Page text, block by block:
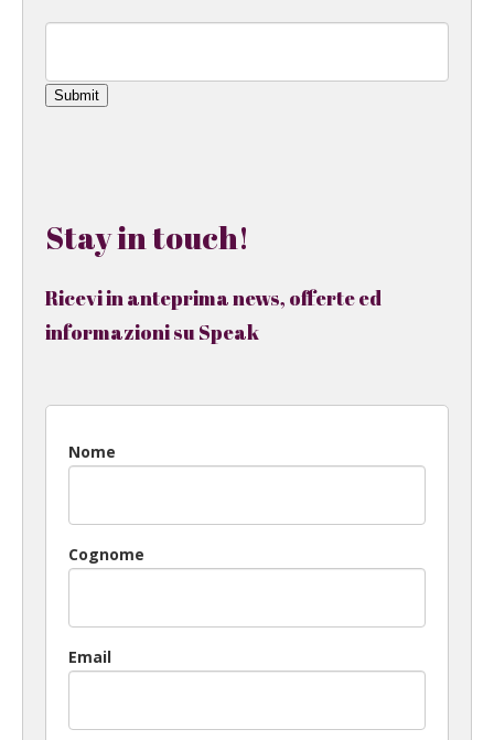
Submit
Stay in touch!
Ricevi in anteprima news, offerte ed
informazioni su Speak
Nome
Cognome
Email